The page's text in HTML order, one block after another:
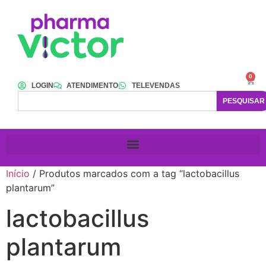
LOGIN ATENDIMENTO
TELEVENDAS
PESQUISAR
0
Início / Produtos marcados com a tag “lactobacillus
plantarum”
lactobacillus
plantarum